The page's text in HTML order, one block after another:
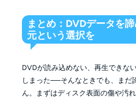
まとめ：DVDデータを
元という選択を
DVDが読み込めない、再生できな
しまった──そんなときでも、まだ
ん。まずはディスク表面の傷や汚